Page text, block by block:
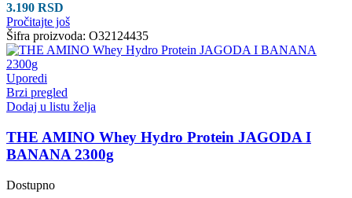
3.190 RSD
Pročitajte još
Šifra proizvoda: O32124435
Uporedi
Brzi pregled
Dodaj u listu želja
THE AMINO Whey Hydro Protein JAGODA I
BANANA 2300g
Dostupno